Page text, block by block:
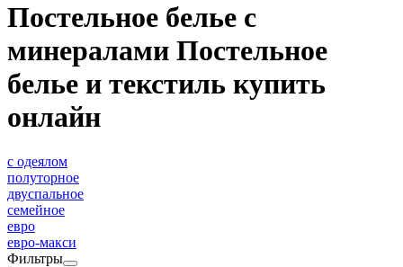
Постельное белье с
минералами Постельное
белье и текстиль купить
онлайн
с одеялом
полуторное
двуспальное
семейное
евро
евро-макси
Фильтры